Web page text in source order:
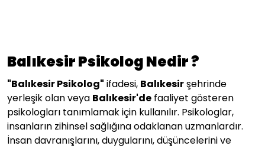
Balıkesir Psikolog Nedir ?
" Balıkesir Psikolog" ifadesi, Balıkesir şehrinde
yerleşik olan veya Balıkesir'de faaliyet gösteren
psikologları tanımlamak için kullanılır. Psikologlar,
insanların zihinsel sağlığına odaklanan uzmanlardır.
İnsan davranışlarını, duygularını, düşüncelerini ve